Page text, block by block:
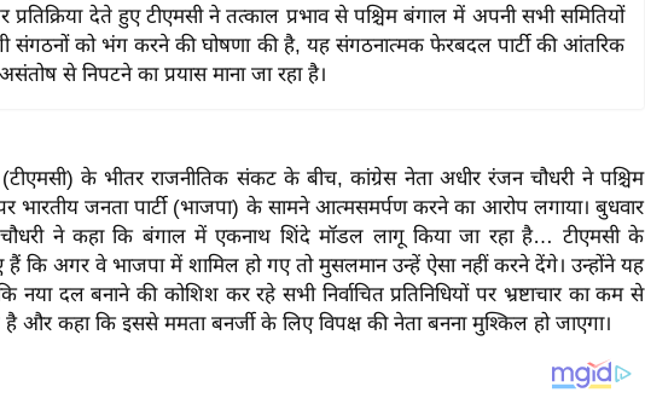
प्रतिक्रिया देते हुए टीएमसी ने तत्काल प्रभाव से पश्चिम बंगाल में अपनी सभी समितियों
संगठनों को भंग करने की घोषणा की है, यह संगठनात्मक फेरबदल पार्टी की आंतरिक
से निपटने का प्रयास माना जा रहा है।
के भीतर राजनीतिक संकट के बीच, कांग्रेस नेता अधीर रंजन चौधरी ने पश्चिम
भारतीय जनता पार्टी (भाजपा) के सामने आत्मसमर्पण करने का आरोप लगाया। बुधवार
ने कहा कि बंगाल में एकनाथ शिंदे मॉडल लागू किया जा रहा है… टीएमसी के
हैं कि अगर वे भाजपा में शामिल हो गए तो मुसलमान उन्हें ऐसा नहीं करने देंगे। उन्होंने यह
नया दल बनाने की कोशिश कर रहे सभी निर्वाचित प्रतिनिधियों पर भ्रष्टाचार का कम से
कहा कि इससे ममता बनर्जी के लिए विपक्ष की नेता बनना मुश्किल हो जाएगा।